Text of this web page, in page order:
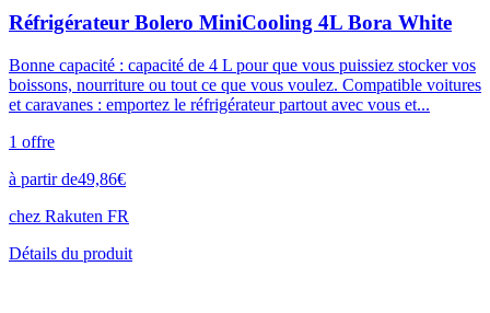
Réfrigérateur Bolero MiniCooling 4L Bora White
Bonne capacité : capacité de 4 L pour que vous puissiez stocker vos
boissons, nourriture ou tout ce que vous voulez. Compatible voitures
et caravanes : emportez le réfrigérateur partout avec vous et...
1 offre
à partir de49,86€
chez Rakuten FR
Détails du produit